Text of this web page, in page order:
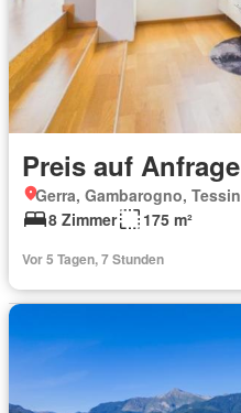
Preis auf Anfrage
Gerra, Gambarogno, Tessin
8 Zimmer
175 m²
Vor 5 Tagen, 7 Stunden